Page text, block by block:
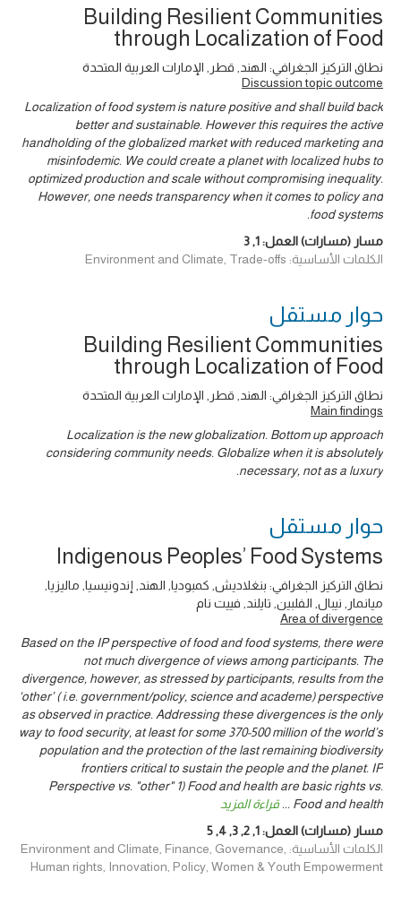
Building Resilient Communities
through Localization of Food
نطاق التركيز الجغرافي: الهند, قطر, الإمارات العربية المتحدة
Discussion topic outcome
Localization of food system is nature positive and shall build back
better and sustainable. However this requires the active
handholding of the globalized market with reduced marketing and
misinfodemic. We could create a planet with localized hubs to
optimized production and scale without compromising inequality.
However, one needs transparency when it comes to policy and
food systems.
مسار (مسارات) العمل:1
,
3
الكلمات الأساسية: Environment and Climate, Trade-offs
حوار ‎مستقل
Building Resilient Communities
through Localization of Food
نطاق التركيز الجغرافي: الهند, قطر, الإمارات العربية المتحدة
Main findings
Localization is the new globalization. Bottom up approach
considering community needs. Globalize when it is absolutely
necessary, not as a luxury.
حوار ‎مستقل
Indigenous Peoples’ Food Systems
نطاق التركيز الجغرافي: بنغلاديش, كمبوديا, الهند, إندونيسيا, ماليزيا,
ميانمار, نيبال, الفلبين, تايلند, فييت نام
Area of divergence
Based on the IP perspective of food and food systems, there were
not much divergence of views among participants. The
divergence, however, as stressed by participants, results from the
‘other’ ( i.e. government/policy, science and academe) perspective
as observed in practice. Addressing these divergences is the only
way to food security, at least for some 370-500 million of the world’s
population and the protection of the last remaining biodiversity
frontiers critical to sustain the people and the planet. IP
Perspective vs. "other" 1) Food and health are basic rights vs.
Food and health
... قراءة المزيد
مسار (مسارات) العمل:1
,
2
,
3
,
4
,
5
الكلمات الأساسية: Environment and Climate, Finance, Governance,
Human rights, Innovation, Policy, Women & Youth Empowerment